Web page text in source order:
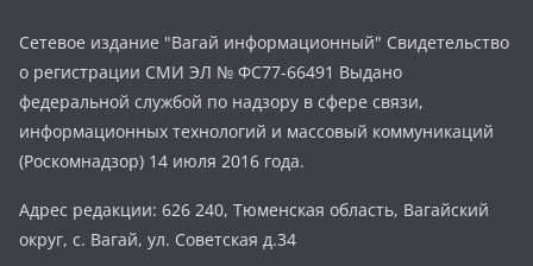
Сетевое издание "Вагай информационный" Свидетельство
о регистрации СМИ ЭЛ № ФС77-66491 Выдано
федеральной службой по надзору в сфере связи,
информационных технологий и массовый коммуникаций
(Роскомнадзор) 14 июля 2016 года.
Адрес редакции: 626 240, Тюменская область, Вагайский
округ, с. Вагай, ул. Советская д.34